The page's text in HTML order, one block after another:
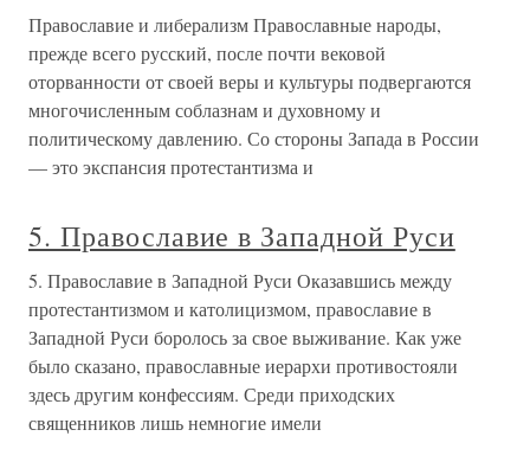
Православие и либерализм Православные народы,
прежде всего русский, после почти вековой
оторванности от своей веры и культуры подвергаются
многочисленным соблазнам и духовному и
политическому давлению. Со стороны Запада в России
— это экспансия протестантизма и
5. Православие в Западной Руси
5. Православие в Западной Руси Оказавшись между
протестантизмом и католицизмом, православие в
Западной Руси боролось за свое выживание. Как уже
было сказано, православные иерархи противостояли
здесь другим конфессиям. Среди приходских
священников лишь немногие имели